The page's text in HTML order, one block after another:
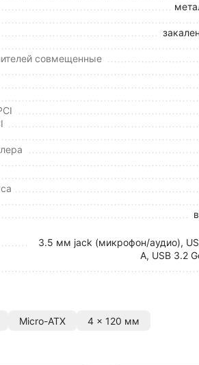
совмещенные
3.5 мм jack (микрофон/аудио),
A, USB 3.2
Micro-ATX 4 x 120 мм